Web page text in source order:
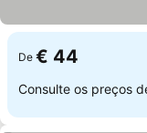
De € 44
Consulte os preços